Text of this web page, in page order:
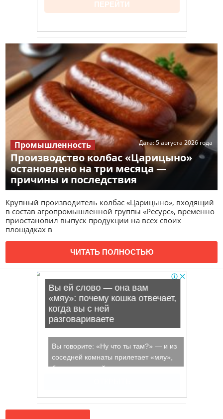
Производство колбас «Царицыно»
остановлено на три месяца —
причины и последствия
Дата:5 августа 2026 года
Промышленность
Крупный производитель колбас «Царицыно», входящий
в состав агропромышленной группы «Ресурс», временно
приостановил выпуск продукции на всех своих
площадках в
ЧИТАТЬ ПОЛНОСТЬЮ